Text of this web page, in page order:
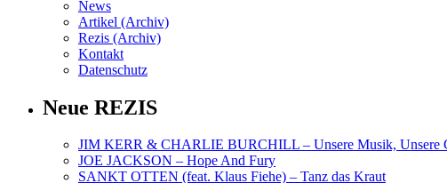
News
Artikel (Archiv)
Rezis (Archiv)
Kontakt
Datenschutz
Neue REZIS
JIM KERR & CHARLIE BURCHILL – Unsere Musik, Unsere
JOE JACKSON – Hope And Fury
SANKT OTTEN (feat. Klaus Fiehe) – Tanz das Kraut